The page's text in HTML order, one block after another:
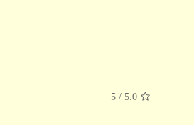
5.0
/ 5